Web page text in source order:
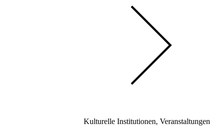
Kulturelle Institutionen, Veranstaltungen